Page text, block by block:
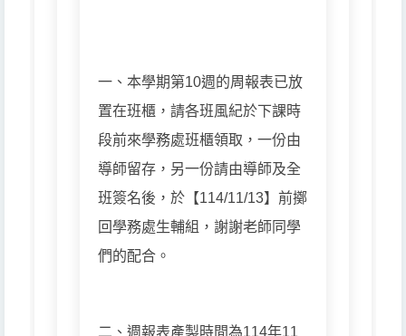
一、本學期第10週的周報表已放
置在班櫃，請各班風紀於下課時
段前來學務處班櫃領取，一份由
導師留存，另一份請由導師及全
班簽名後，於【114/11/13】前擲
回學務處生輔組，謝謝老師同學
們的配合。
二、週報表產製時間為114年11